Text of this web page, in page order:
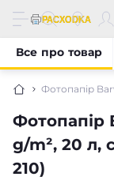
Фотопапір
Фотопапір
g/m², 20 л,
210)
Все про товар